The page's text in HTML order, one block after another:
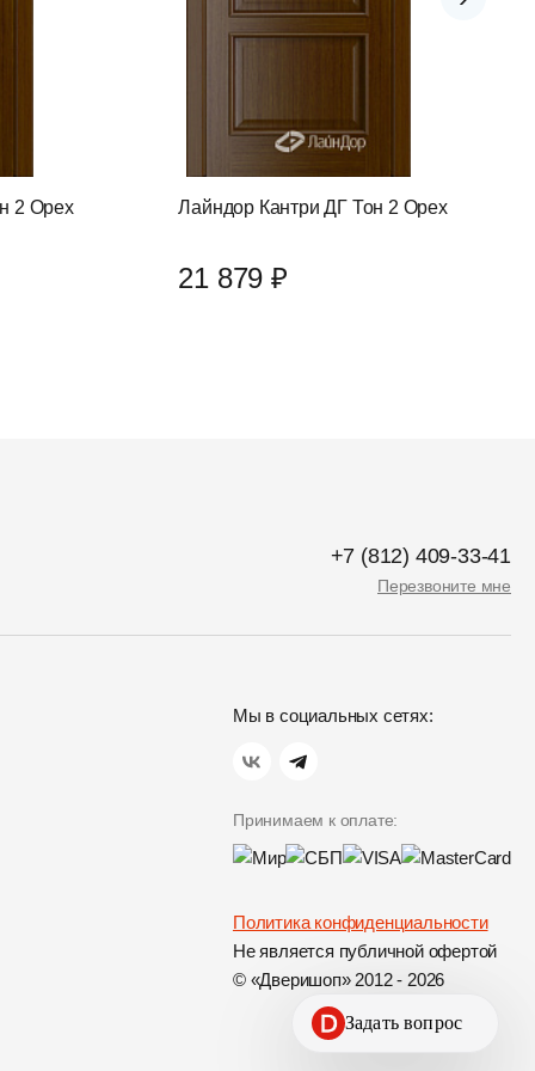
2 Орех Лайндор Кантри ДГ Тон 2 Орех
21 879 ₽
+7 (812) 409-33-41
Перезвоните мне
Мы в социальных сетях:
Принимаем к оплате:
Политика конфиденциальности
Не является публичной офертой
© «Дверишоп» 2012 - 2026